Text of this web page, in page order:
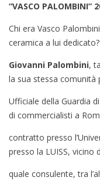
“VASCO PALOMBINI”
Chi era Vasco
ceramica a lui
Giovanni Palombini,
la sua stessa comunità
Ufficiale della Guardia
di commercialisti a
contratto presso
presso la LUISS, vicino
quale consulente, tra